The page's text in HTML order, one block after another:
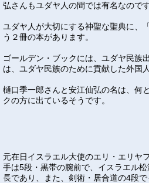
弘さんもユダヤ人の間では有名なのです
ユダヤ人が大切にする神聖な聖典に、
う２冊の本があります。
ゴールデン・ブックには、ユダヤ民族
は、ユダヤ民族のために貢献した外国
樋口季一郎さんと安江仙弘の名は、何
クの方に出ているそうです。
元在日イスラエル大使のエリ・エリヤ
手は5段・黒帯の腕前で、イスラエル
長であり、また、剣術・居合道の4段